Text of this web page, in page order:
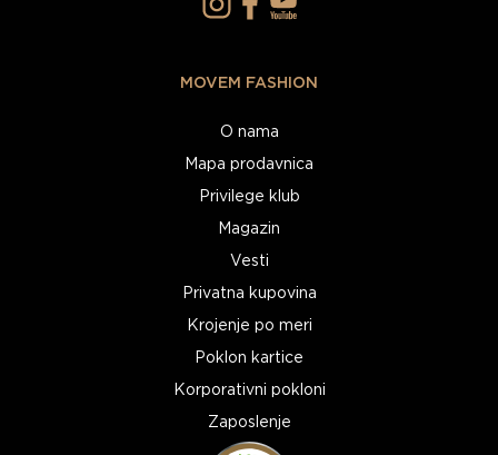
MOVEM FASHION
O nama
Mapa prodavnica
Privilege klub
Magazin
Vesti
Privatna kupovina
Krojenje po meri
Poklon kartice
Korporativni pokloni
Zaposlenje